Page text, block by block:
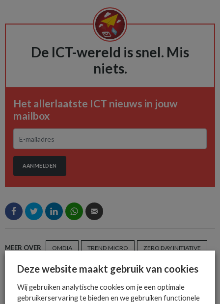
De ICT-wereld is snel. Mis
niets.
Het allerlaatste ICT nieuws in jouw
mailbox
AANMELDEN
MEER OVER OMDIA TREND MICRO ZERO DAY INITIATIVE
MEER SECURITY NIEUWS
Deze website maakt gebruik van cookies
Wij gebruiken analytische cookies om je een optimale
gebruikerservaring te bieden en we gebruiken functionele